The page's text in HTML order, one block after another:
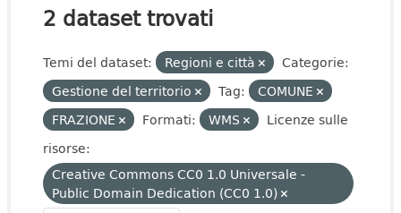
2 dataset trovati
Temi del dataset: Regioni e città
Categorie:
Gestione del territorio
Tag:
COMUNE
FRAZIONE
Formati: WMS
Licenze sulle
risorse:
Creative Commons CC0 1.0 Universale -
Public Domain Dedication (CC0 1.0)